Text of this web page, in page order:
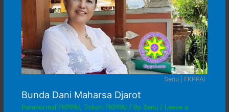
Senu | FKPPAI
Bunda Dani Maharsa Djarot
Paranormal FKPPAI, Tokoh FKPPAI/ By Senu / Leave a